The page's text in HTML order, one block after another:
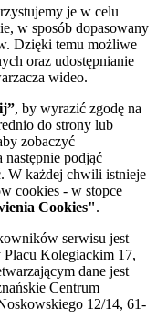
je w celu
w sposób dopasowany
Dzięki temu możliwe
oraz udostępnianie
wideo.
, by wyrazić zgodę na
do strony lub
zobaczyć
podjąć
W każdej chwili istnieje
cookies - w stopce
Cookies".
serwisu jest
Placu Kolegiackim 17,
dane jest
Centrum
12/14, 61-